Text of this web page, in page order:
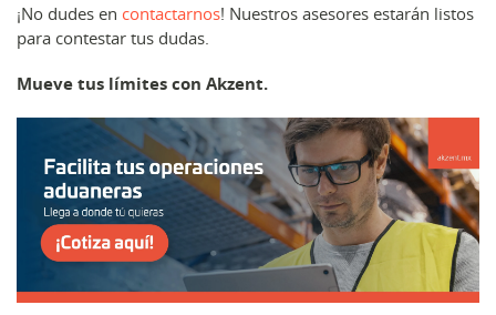
¡No dudes en contactarnos! Nuestros asesores estarán listos
para contestar tus dudas.
Mueve tus límites con Akzent.